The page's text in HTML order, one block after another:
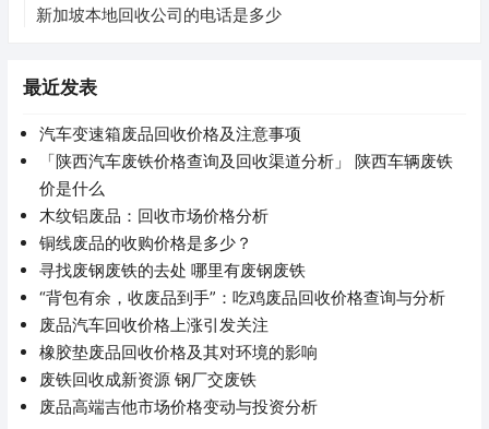
新加坡本地回收公司的电话是多少
最近发表
汽车变速箱废品回收价格及注意事项
「陕西汽车废铁价格查询及回收渠道分析」 陕西车辆废铁
价是什么
木纹铝废品：回收市场价格分析
铜线废品的收购价格是多少？
寻找废钢废铁的去处 哪里有废钢废铁
“背包有余，收废品到手”：吃鸡废品回收价格查询与分析
废品汽车回收价格上涨引发关注
橡胶垫废品回收价格及其对环境的影响
废铁回收成新资源 钢厂交废铁
废品高端吉他市场价格变动与投资分析